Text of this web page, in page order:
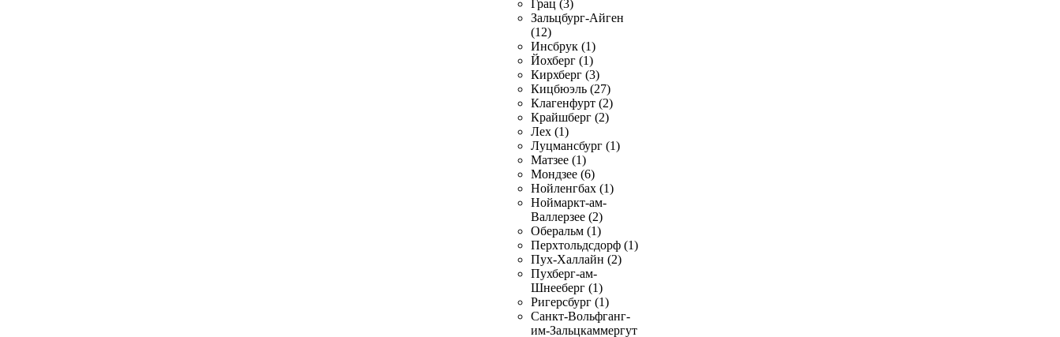
Грац (3)
Зальцбург-Айген
(12)
Инсбрук (1)
Йохберг (1)
Кирхберг (3)
Кицбюэль (27)
Клагенфурт (2)
Крайшберг (2)
Лех (1)
Луцмансбург (1)
Матзее (1)
Мондзее (6)
Нойленгбах (1)
Ноймаркт-ам-
Валлерзее (2)
Оберальм (1)
Перхтольдсдорф (1)
Пух-Халлайн (2)
Пухберг-ам-
Шнееберг (1)
Ригерсбург (1)
Санкт-Вольфганг-
им-Зальцкаммергут